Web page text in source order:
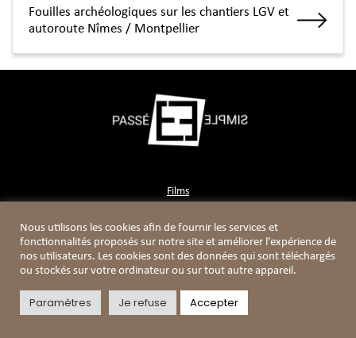
Fouilles archéologiques sur les chantiers LGV et
autoroute Nîmes / Montpellier
Films
Boutique
Nous utilisons les cookies afin de fournir les services et
fonctionnalités proposés sur notre site et améliorer l’expérience de
nos utilisateurs. Les cookies sont des données qui sont téléchargés
ou stockés sur votre ordinateur ou sur tout autre appareil.
Paramètres Je refuse Accepter